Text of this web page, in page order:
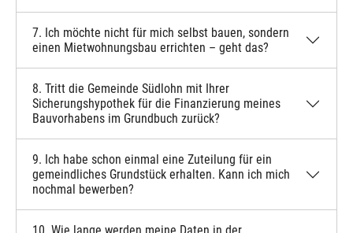
7. Ich möchte nicht für mich selbst bauen, sondern
einen Mietwohnungsbau errichten – geht das?
8. Tritt die Gemeinde Südlohn mit Ihrer
Sicherungshypothek für die Finanzierung meines
Bauvorhabens im Grundbuch zurück?
9. Ich habe schon einmal eine Zuteilung für ein
gemeindliches Grundstück erhalten. Kann ich mich
nochmal bewerben?